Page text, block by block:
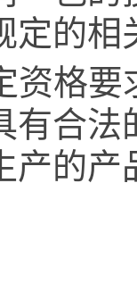
定的相
资格要
有合
产的